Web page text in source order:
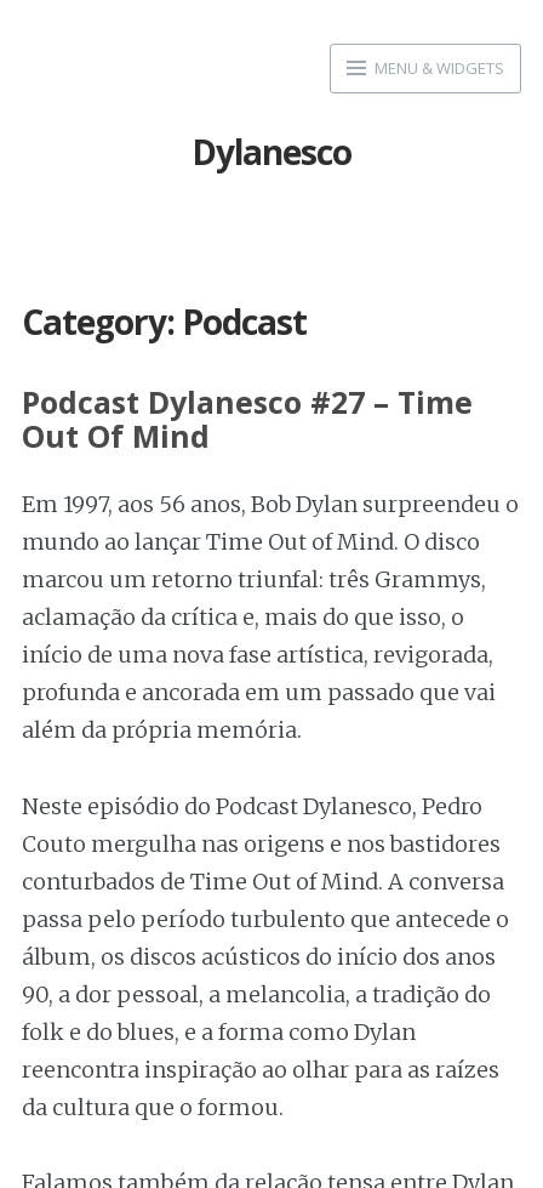
MENU & WIDGETS
Dylanesco
Category: Podcast
Podcast Dylanesco #27 – Time
Out Of Mind
Em 1997, aos 56 anos, Bob Dylan surpreendeu o
mundo ao lançar Time Out of Mind. O disco
marcou um retorno triunfal: três Grammys,
aclamação da crítica e, mais do que isso, o
início de uma nova fase artística, revigorada,
profunda e ancorada em um passado que vai
além da própria memória.
Neste episódio do Podcast Dylanesco, Pedro
Couto mergulha nas origens e nos bastidores
conturbados de Time Out of Mind. A conversa
passa pelo período turbulento que antecede o
álbum, os discos acústicos do início dos anos
90, a dor pessoal, a melancolia, a tradição do
folk e do blues, e a forma como Dylan
reencontra inspiração ao olhar para as raízes
da cultura que o formou.